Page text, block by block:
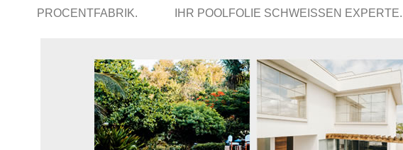
PROCENTFABRIK. IHR POOLFOLIE SCHWEISSEN EXPERTE.